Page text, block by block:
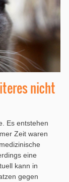
nicht
Es entstehen
Zeit waren
eine
kann in
gegen